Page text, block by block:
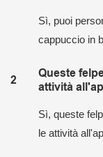
Sì, puoi
cappuccio in
2
Queste
attività
Sì, queste
le attività